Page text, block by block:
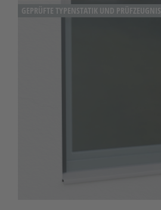
GEPRÜFTE TYPENSTATIK UND PRÜFZEUGNIS